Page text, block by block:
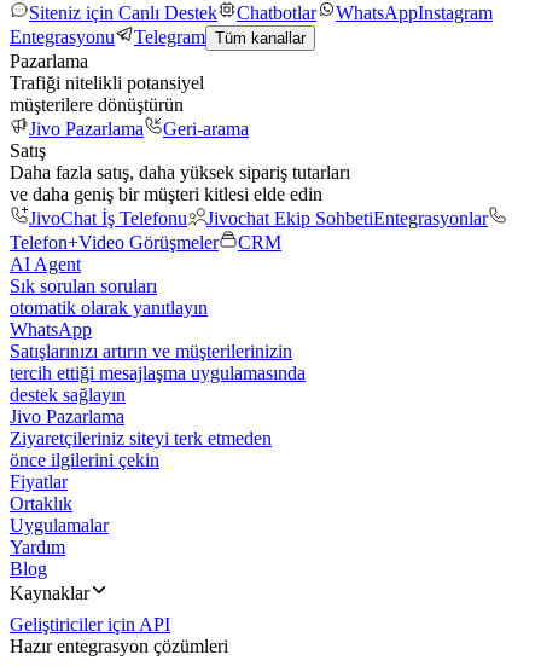
Siteniz için Canlı Destek
Chatbotlar WhatsAppInstagram
Entegrasyonu
Telegram Tüm kanallar
Pazarlama
Trafiği nitelikli potansiyel
müşterilere dönüştürün
Jivo Pazarlama
Geri-arama
Satış
Daha fazla satış, daha yüksek sipariş tutarları
ve daha geniş bir müşteri kitlesi elde edin
JivoChat İş Telefonu
Jivochat Ekip SohbetiEntegrasyonlar
Telefon+Video Görüşmeler
CRM
AI Agent
Sık sorulan soruları
otomatik olarak yanıtlayın
WhatsApp
Satışlarınızı artırın ve müşterilerinizin
tercih ettiği mesajlaşma uygulamasında
destek sağlayın
Jivo Pazarlama
Ziyaretçileriniz siteyi terk etmeden
önce ilgilerini çekin
Fiyatlar
Ortaklık
Uygulamalar
Yardım
Blog
Kaynaklar
Geliştiriciler için API
Hazır entegrasyon çözümleri